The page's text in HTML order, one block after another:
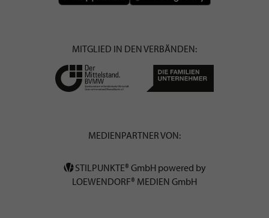
MITGLIED IN DEN VERBÄNDEN:
MEDIENPARTNER VON:
STILPUNKTE® GmbH powered by
LOEWENDORF® MEDIEN GmbH